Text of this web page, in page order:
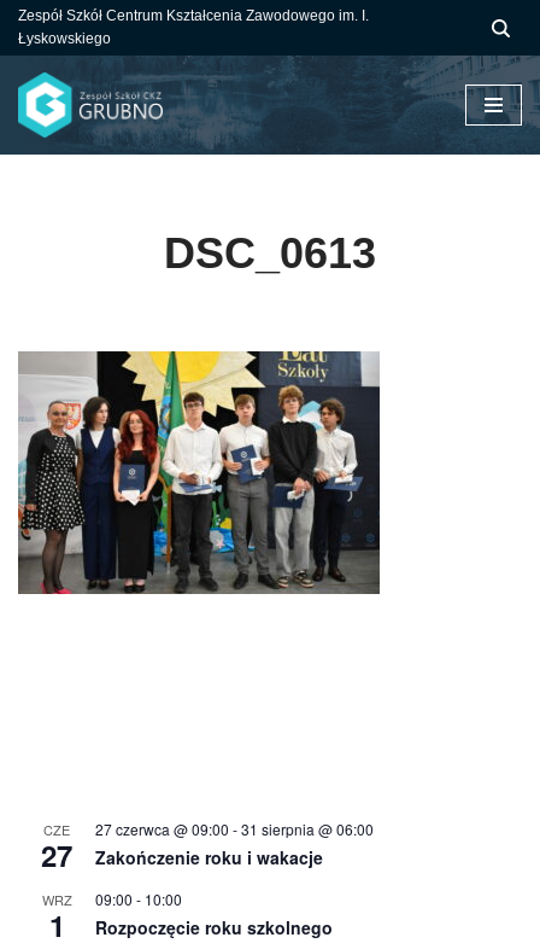
do
treści
Zespół Szkół Centrum Kształcenia Zawodowego im. I.
Łyskowskiego
DSC_0613
CZE
27
27 czerwca @ 09:00 -31 sierpnia @ 06:00
Zakończenie roku i wakacje
WRZ
1
09:00 - 10:00
Rozpoczęcie roku szkolnego